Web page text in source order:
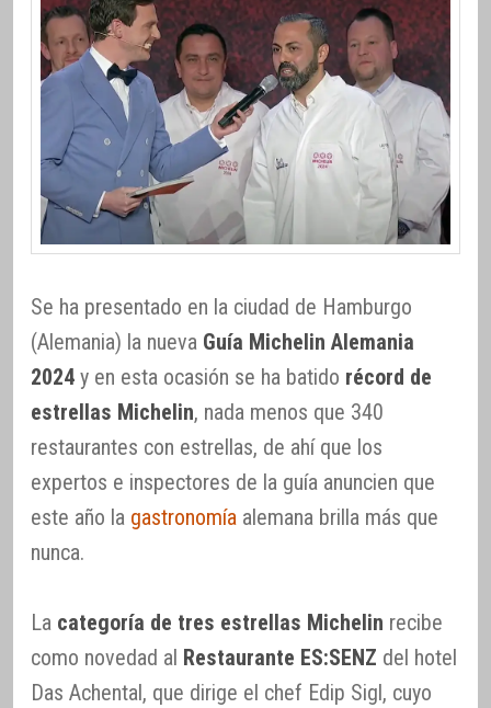
Se ha presentado en la ciudad de Hamburgo
(Alemania) la nueva Guía Michelin Alemania
2024 y en esta ocasión se ha batido récord de
estrellas Michelin, nada menos que 340
restaurantes con estrellas, de ahí que los
expertos e inspectores de la guía anuncien que
este año la gastronomía alemana brilla más que
nunca.
La categoría de tres estrellas Michelin recibe
como novedad al Restaurante ES:SENZ del hotel
Das Achental, que dirige el chef Edip Sigl, cuyo